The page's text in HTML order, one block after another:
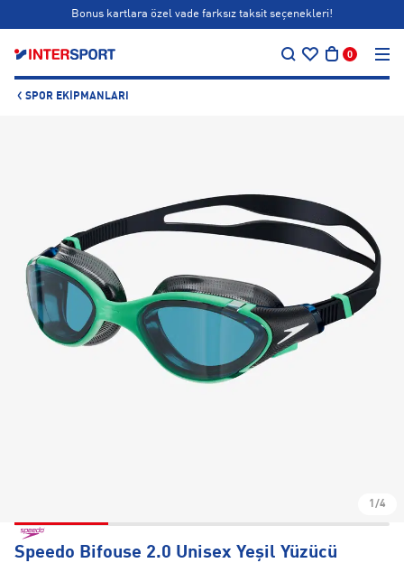
Bonus kartlara özel vade farksız taksit seçenekleri!
0
SPOR EKIPMANLARI
1/4
Speedo Bifouse 2.0 Unisex Yeşil Yüzücü